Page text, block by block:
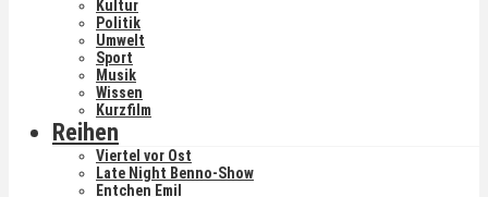
Kultur
Politik
Umwelt
Sport
Musik
Wissen
Kurzfilm
Reihen
Viertel vor Ost
Late Night Benno-Show
Entchen Emil